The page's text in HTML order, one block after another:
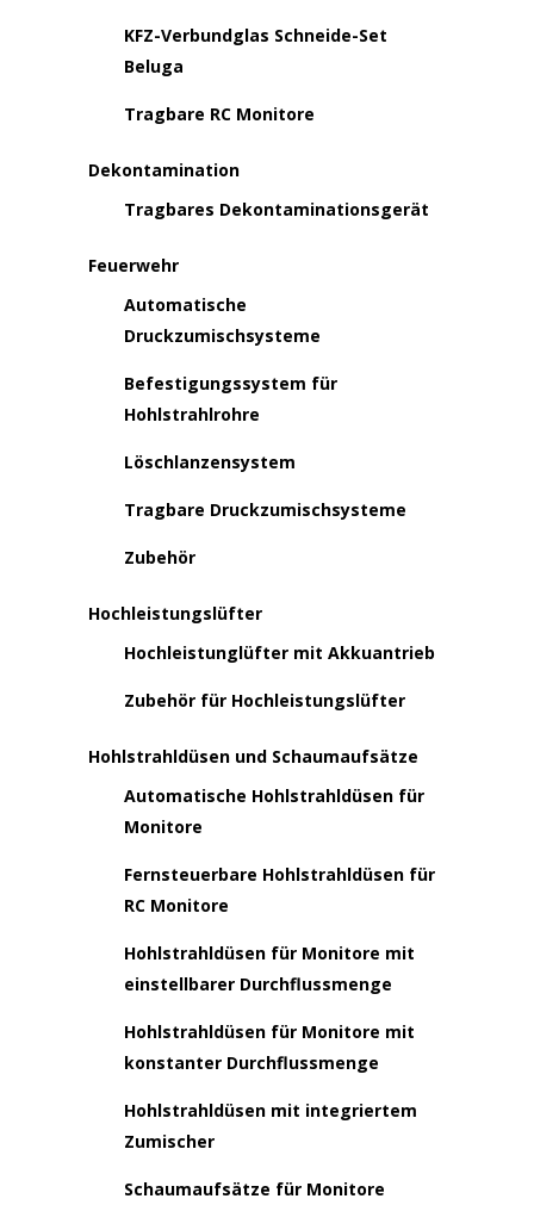
KFZ-Verbundglas Schneide-Set
Beluga
Tragbare RC Monitore
Dekontamination
Tragbares Dekontaminationsgerät
Feuerwehr
Automatische
Druckzumischsysteme
Befestigungssystem für
Hohlstrahlrohre
Löschlanzensystem
Tragbare Druckzumischsysteme
Zubehör
Hochleistungslüfter
Hochleistunglüfter mit Akkuantrieb
Zubehör für Hochleistungslüfter
Hohlstrahldüsen und Schaumaufsätze
Automatische Hohlstrahldüsen für
Monitore
Fernsteuerbare Hohlstrahldüsen für
RC Monitore
Hohlstrahldüsen für Monitore mit
einstellbarer Durchflussmenge
Hohlstrahldüsen für Monitore mit
konstanter Durchflussmenge
Hohlstrahldüsen mit integriertem
Zumischer
Schaumaufsätze für Monitore